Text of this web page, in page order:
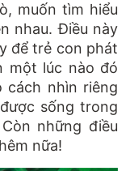
muốn tìm hiểu
nhau. Điều này
để trẻ con phát
một lúc nào đó
nhìn riêng
sống trong
những điều
nữa!